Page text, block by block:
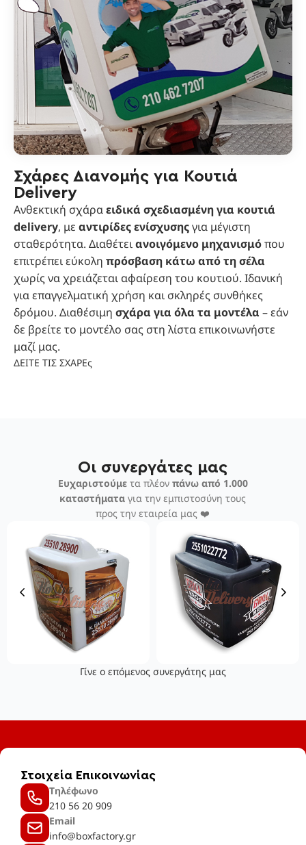
Σχάρες Διανομής για Κουτιά
Delivery
Ανθεκτική σχάραειδικά σχεδιασμένη για κουτιά
delivery, με αντιρίδες ενίσχυσηςγια μέγιστη
σταθερότητα. Διαθέτειανοιγόμενο μηχανισμόπου
επιτρέπει εύκολη πρόσβαση κάτω από τη σέλα
χωρίς να χρειάζεται αφαίρεση του κουτιού. Ιδανική
για επαγγελματική χρήση και σκληρές συνθήκες
δρόμου. Διαθέσιμη σχάρα για όλα τα μοντέλα – εάν
δε βρείτε το μοντέλο σας στη λίστα επικοινωνήστε
μαζί μας.
ΔΕΙΤΕ ΤΙΣ ΣΧΑΡΕς
Οι συνεργάτες μας
Ευχαριστούμετα πλέον πάνω από 1.000
καταστήματα για την εμπιστοσύνη τους
προς την εταιρεία μας ❤️
Γίνε ο επόμενος συνεργάτης μας
Στοιχεία Επικοινωνίας
Τηλέφωνο
210 56 20 909
Email
info@boxfactory.gr